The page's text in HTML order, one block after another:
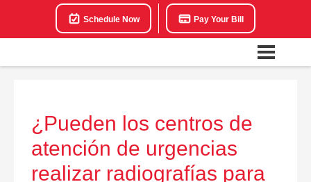
Schedule Now Pay Your Bill
¿Pueden los centros de
atención de urgencias
realizar radiografías para